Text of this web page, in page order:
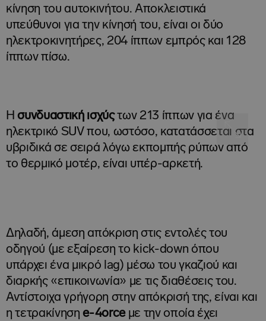
κίνηση του αυτοκινήτου. Αποκλειστικά
υπεύθυνοι για την κίνησή του, είναι οι δύο
ηλεκτροκινητήρες, 204 ίππων εμπρός και 128
ίππων πίσω.
Ησυνδυαστική ισχύςτων 213 ίππων για ένα
ηλεκτρικό SUV που, ωστόσο, κατατάσσεται στα
υβριδικά σε σειρά λόγω εκπομπής ρύπων από
το θερμικό μοτέρ, είναι υπέρ-αρκετή.
Δηλαδή, άμεση απόκριση στις εντολές του
οδηγού (με εξαίρεση το kick-down όπου
υπάρχει ένα μικρό lag) μέσω του γκαζιού και
διαρκής «επικοινωνία» με τις διαθέσεις του.
Αντίστοιχα γρήγορη στην απόκρισή της, είναι και
η τετρακίνηση e-4orceμε την οποία έχει